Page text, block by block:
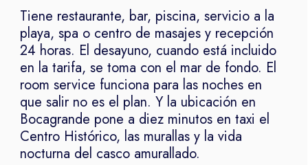
Tiene restaurante, bar, piscina, servicio a la
playa, spa o centro de masajes y recepción
24 horas. El desayuno, cuando está incluido
en la tarifa, se toma con el mar de fondo. El
room service funciona para las noches en
que salir no es el plan. Y la ubicación en
Bocagrande pone a diez minutos en taxi el
Centro Histórico, las murallas y la vida
nocturna del casco amurallado.